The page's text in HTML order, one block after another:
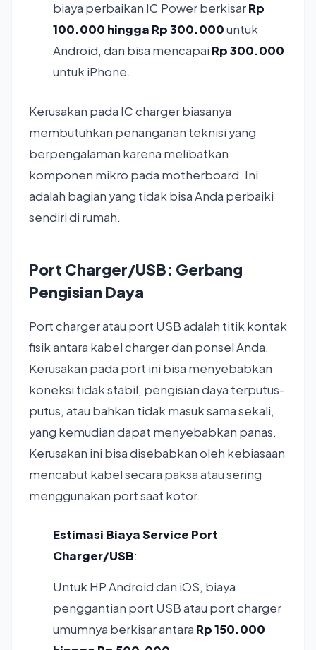
biaya perbaikan IC Power berkisarRp
100.000 hingga Rp 300.000untuk
Android, dan bisa mencapai Rp 300.000
untuk iPhone.
Kerusakan pada IC charger biasanya
membutuhkan penanganan teknisi yang
berpengalaman karena melibatkan
komponen mikro pada motherboard. Ini
adalah bagian yang tidak bisa Anda perbaiki
sendiri di rumah.
Port Charger/USB: Gerbang
Pengisian Daya
Port charger atau port USB adalah titik kontak
fisik antara kabel charger dan ponsel Anda.
Kerusakan pada port ini bisa menyebabkan
koneksi tidak stabil, pengisian daya terputus-
putus, atau bahkan tidak masuk sama sekali,
yang kemudian dapat menyebabkan panas.
Kerusakan ini bisa disebabkan oleh kebiasaan
mencabut kabel secara paksa atau sering
menggunakan port saat kotor.
Estimasi Biaya Service Port
Charger/USB:
Untuk HP Android dan iOS, biaya
penggantian port USB atau port charger
umumnya berkisar antara Rp 150.000